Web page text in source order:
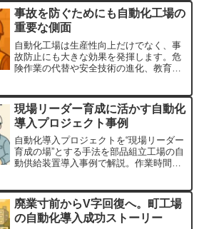
事故を防ぐためにも自動化工場の
重要な側面
自動化工場は生産性向上だけでなく、事
故防止にも大きな効果を発揮します。危
険作業の代替や安全技術の進化、教育の
現場リーダー育成に活かす自動化
導入プロジェクト事例
自動化導入プロジェクトを“現場リーダー
育成の場”とする手法を部品組立工場の自
動供給装置導入事例で解説。作業時間
込み、見える化などのステップを初心者
向けにわかりやすく紹介。
廃業寸前からV字回復へ。町工場
の自動化導入成功ストーリー